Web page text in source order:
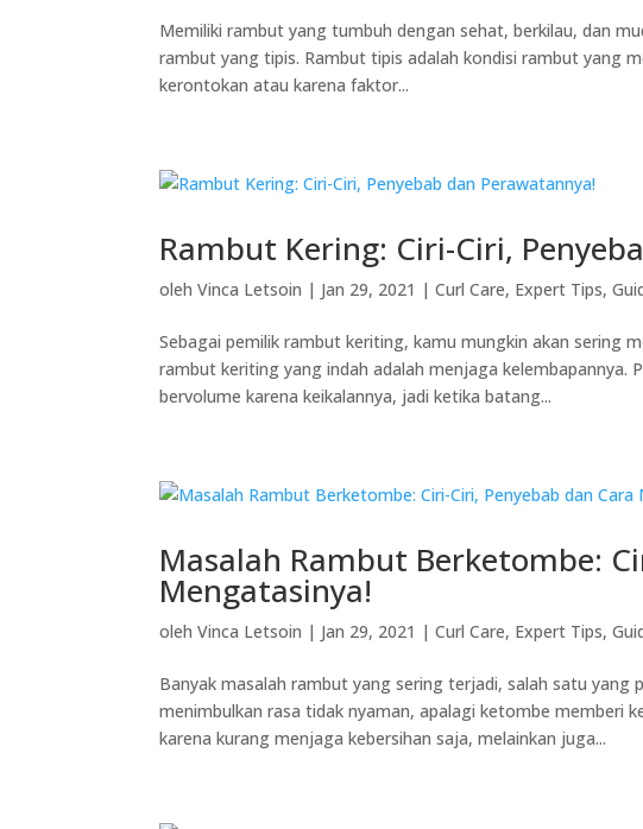
Memiliki rambut yang tumbuh dengan sehat, berkilau, dan
rambut yang tipis. Rambut tipis adalah kondisi rambut yang
kerontokan atau karena faktor...
Rambut Kering: Ciri-Ciri,
olehVinca Letsoin | Jan 29, 2021 |Curl Care, Expert Tips,
Sebagai pemilik rambut keriting, kamu mungkin akan sering
rambut keriting yang indah adalah menjaga
bervolume karena keikalannya, jadi ketika batang...
Masalah Rambut Berketombe:
Mengatasinya!
olehVinca Letsoin | Jan 29, 2021 |Curl Care, Expert Tips,
Banyak masalah rambut yang sering terjadi, salah satu
menimbulkan rasa tidak nyaman, apalagi ketombe memberi
karena kurang menjaga kebersihan saja, melainkan juga...